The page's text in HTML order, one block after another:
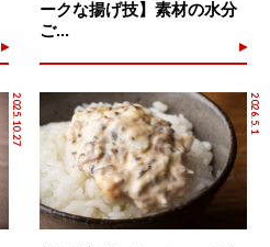
ークな揚げ技】素材の水分
ご...
2025.10.27 2026.5.1